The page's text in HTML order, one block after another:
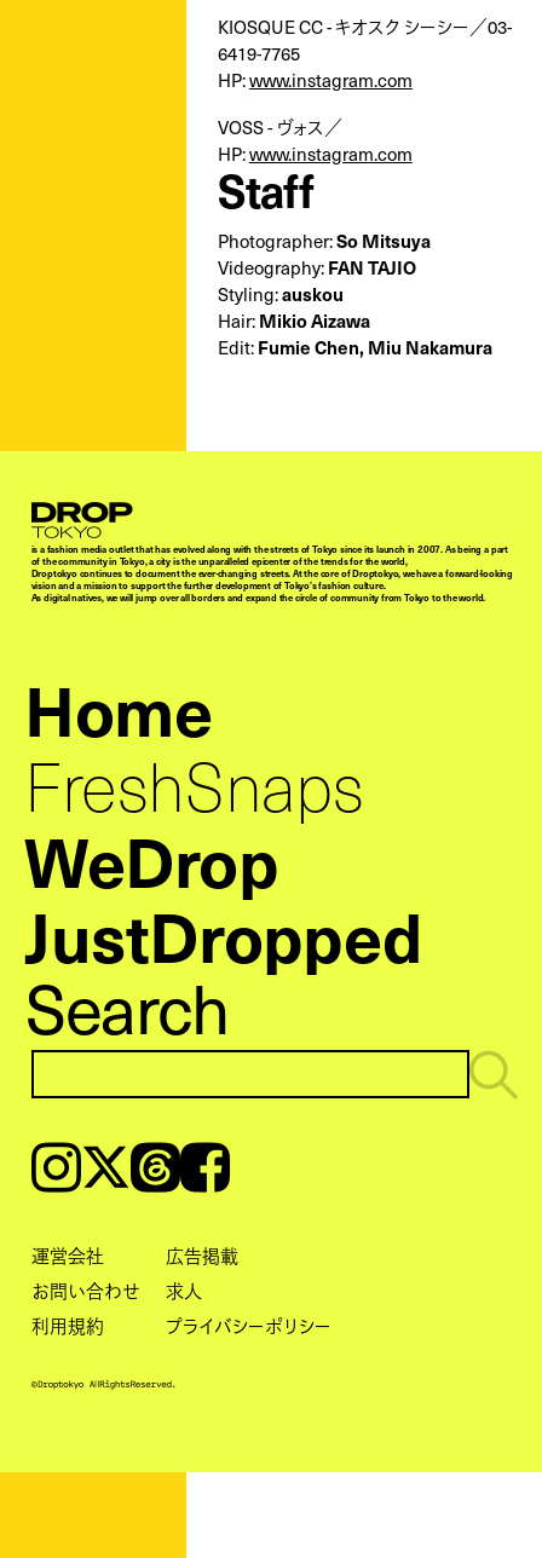
KIOSQUE CC - キオスク シーシー／03-
6419-7765
HP:www.instagram.com
VOSS - ヴォス／
HP:www.instagram.com
Staff
Photographer:So Mitsuya
Videography:FAN TAJIO
Styling:auskou
Hair:Mikio Aizawa
Edit:Fumie Chen, Miu Nakamura
Droptokyo
is a fashion media outlet that has evolved along with the streets of Tokyo since its launch in 2007. As being a part
of the community in Tokyo, a city is the unparalleled epicenter of the trends for the world,
Droptokyo continues to document the ever-changing streets. At the core of Droptokyo, we have a forward-looking
vision and a mission to support the further development of Tokyo’s fashion culture.
As digital natives, we will jump over all borders and expand the circle of community from Tokyo to the world.
Home
FreshSnaps
WeDrop
JustDropped
Search
Instagram𝕏ThreadsFacebook
運営会社
広告掲載
お問い合わせ
求人
利用規約
プライバシーポリシー